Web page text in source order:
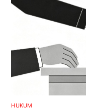
HUKUM